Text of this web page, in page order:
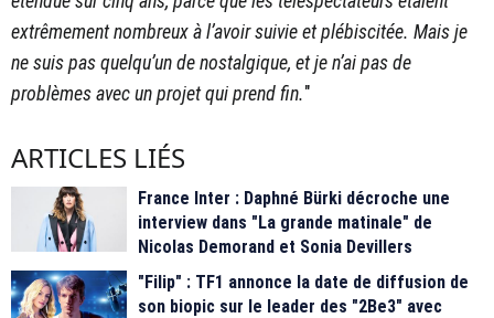
extrêmement nombreux à l’avoir suivie et plébiscitée. Mais je
ne suis pas quelqu’un de nostalgique, et je n’ai pas de
problèmes avec un projet qui prend fin."
ARTICLES LIÉS
France Inter : Daphné Bürki décroche une
interview dans "La grande matinale" de
Nicolas Demorand et Sonia Devillers
"Filip" : TF1 annonce la date de diffusion de
son biopic sur le leader des "2Be3" avec